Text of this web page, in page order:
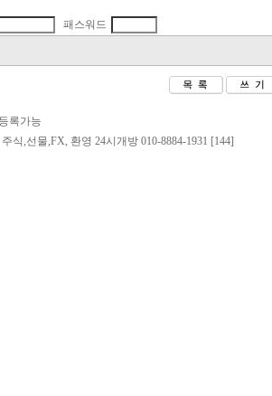
패스워드
록가능
식,선물,FX, 환영 24시개방 010-8884-1931 [144]